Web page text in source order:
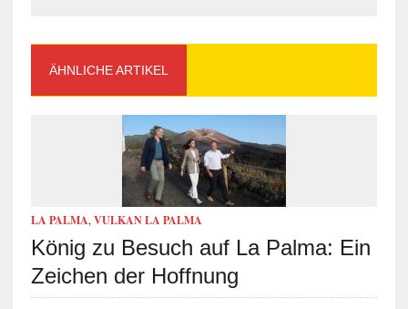
ÄHNLICHE ARTIKEL
LA PALMA,VULKAN LA PALMA
König zu Besuch auf La Palma: Ein
Zeichen der Hoffnung